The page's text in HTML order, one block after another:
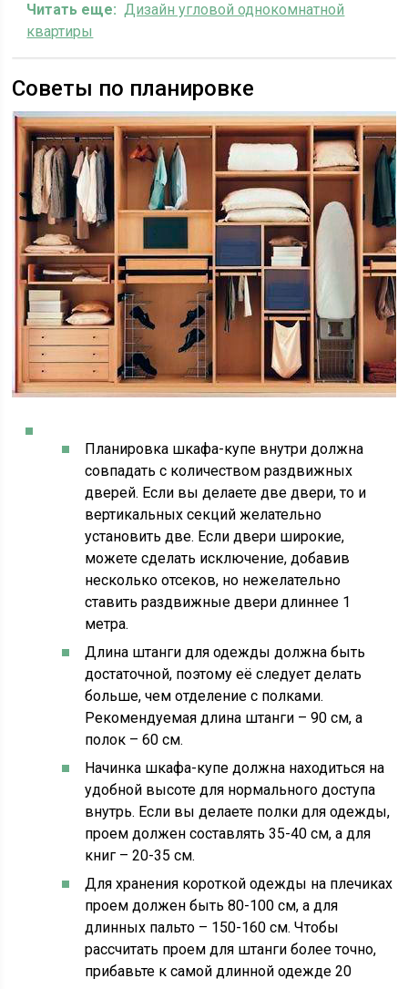
Читать еще: Дизайн угловой однокомнатной
квартиры
Советы по планировке
Планировка шкафа-купе внутри должна
совпадать с количеством раздвижных
дверей. Если вы делаете две двери, то и
вертикальных секций желательно
установить две. Если двери широкие,
можете сделать исключение, добавив
несколько отсеков, но нежелательно
ставить раздвижные двери длиннее 1
метра.
Длина штанги для одежды должна быть
достаточной, поэтому её следует делать
больше, чем отделение с полками.
Рекомендуемая длина штанги – 90 см, а
полок – 60 см.
Начинка шкафа-купе должна находиться на
удобной высоте для нормального доступа
внутрь. Если вы делаете полки для одежды,
проем должен составлять 35-40 см, а для
книг – 20-35 см.
Для хранения короткой одежды на плечиках
проем должен быть 80-100 см, а для
длинных пальто – 150-160 см. Чтобы
рассчитать проем для штанги более точно,
прибавьте к самой длинной одежде 20